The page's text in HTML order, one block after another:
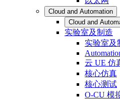
Cloud and Automation
Cloud and
实验室及制造
实验室及
云 UE 仿
核心仿真
核心测试
O-CU 模